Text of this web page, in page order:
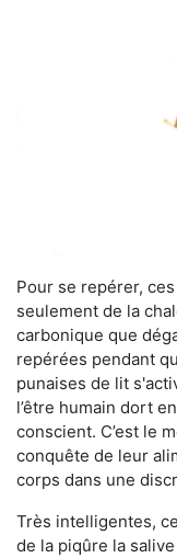
Pour se repérer,
seulement de la
carbonique que
repérées pendant
punaises de lit
l’être humain dort
conscient. C’est le
conquête de leur
corps dans une
Très intelligentes,
de la piqûre la